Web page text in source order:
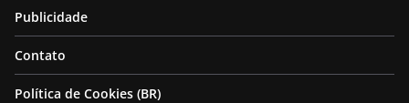
Publicidade
Contato
Política de Cookies (BR)